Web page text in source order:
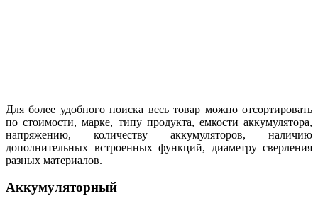
Для более удобного поиска весь товар можно отсортировать
по стоимости, марке, типу продукта, емкости аккумулятора,
напряжению, количеству аккумуляторов, наличию
дополнительных встроенных функций, диаметру сверления
разных материалов.
Аккумуляторный